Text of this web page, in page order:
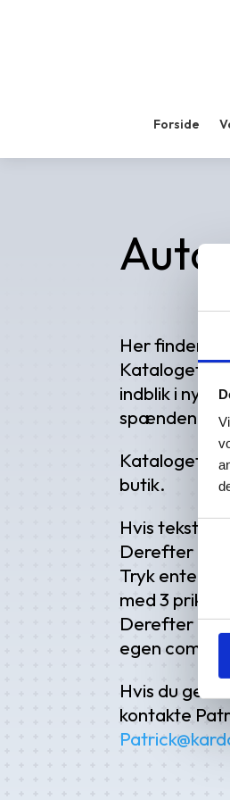
Forside
Her finder
Kataloget
indblik i nye
spændende
Kataloget
butik.
Hvis teksten
Derefter
Tryk enten
med 3 prikker.
Derefter kan
egen
Hvis du
kontakte